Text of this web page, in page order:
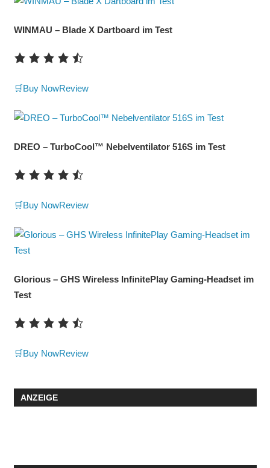
WINMAU – Blade X Dartboard im Test
🛒Buy NowReview
DREO – TurboCool™ Nebelventilator 516S im Test
🛒Buy NowReview
Glorious – GHS Wireless InfinitePlay Gaming-Headset im
Test
🛒Buy NowReview
ANZEIGE